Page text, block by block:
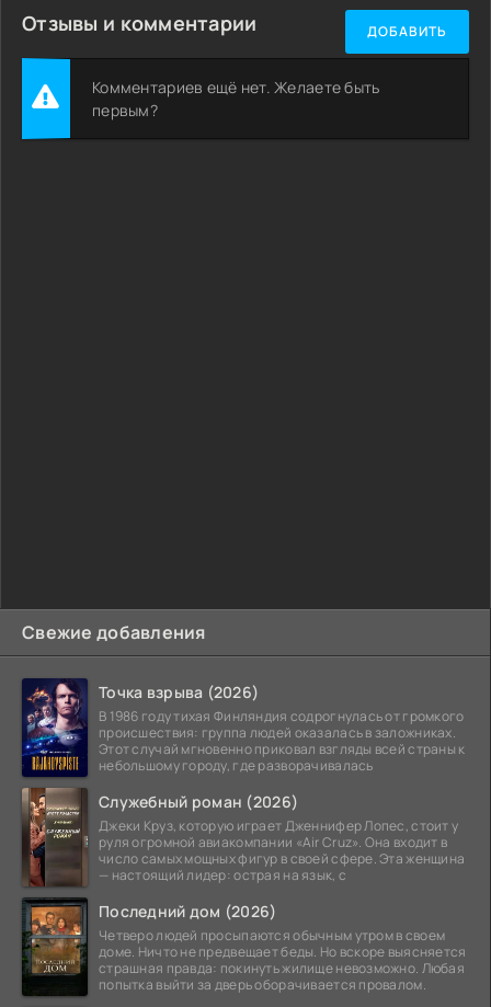
Свежие добавления
Точка взрыва (2026)
В 1986 году тихая Финляндия содрогнулась от громкого
происшествия: группа людей оказалась в заложниках.
Этот случай мгновенно приковал взгляды всей страны к
небольшому городу, где разворачивалась
Служебный роман (2026)
Джеки Круз, которую играет Дженнифер Лопес, стоит у
руля огромной авиакомпании «Air Cruz». Она входит в
число самых мощных фигур в своей сфере. Эта женщина
— настоящий лидер: острая на язык, с
Последний дом (2026)
Четверо людей просыпаются обычным утром в своем
доме. Ничто не предвещает беды. Но вскоре выясняется
страшная правда: покинуть жилище невозможно. Любая
попытка выйти за дверь оборачивается провалом.
Отзывы и комментарии ДОБАВИТЬ
Комментариев ещё нет. Желаете быть
первым?